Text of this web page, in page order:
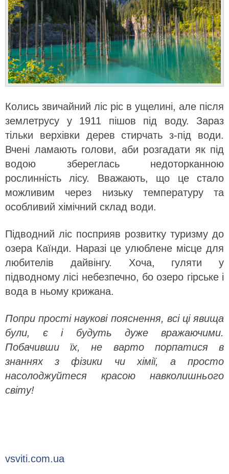
Колись звичайний ліс ріс в ущелині, але після
землетрусу у 1911 пішов під воду. Зараз
тільки верхівки дерев стирчать з-під води.
Вчені ламають голови, аби розгадати як під
водою збереглась недоторканною
рослинність лісу. Вважають, що це стало
можливим через низьку температуру та
особливий хімічний склад води.
Підводний ліс посприяв розвитку туризму до
озера Каїнди. Наразі це улюблене місце для
любителів дайвінгу. Хоча, гуляти у
підводному лісі небезпечно, бо озеро гірське і
вода в ньому крижана.
Попри прості наукові пояснення, всі ці явища
були, є і будуть дуже вражаючими.
Побачивши їх, не варто порпатися в
знаннях з фізики чи хімії, а просто
насолоджуйтеся красою навколишнього
світу!
vsviti.com.ua